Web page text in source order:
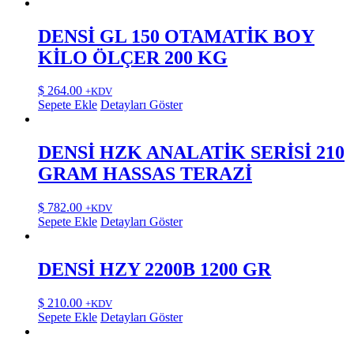
DENSİ GL 150 OTAMATİK BOY
KİLO ÖLÇER 200 KG
$ 264.00 +KDV
Sepete Ekle Detayları Göster
DENSİ HZK ANALATİK SERİSİ 210
GRAM HASSAS TERAZİ
$ 782.00 +KDV
Sepete Ekle Detayları Göster
DENSİ HZY 2200B 1200 GR
$ 210.00 +KDV
Sepete Ekle Detayları Göster